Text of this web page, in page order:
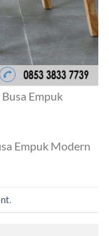
Empuk
Empuk Modern
.